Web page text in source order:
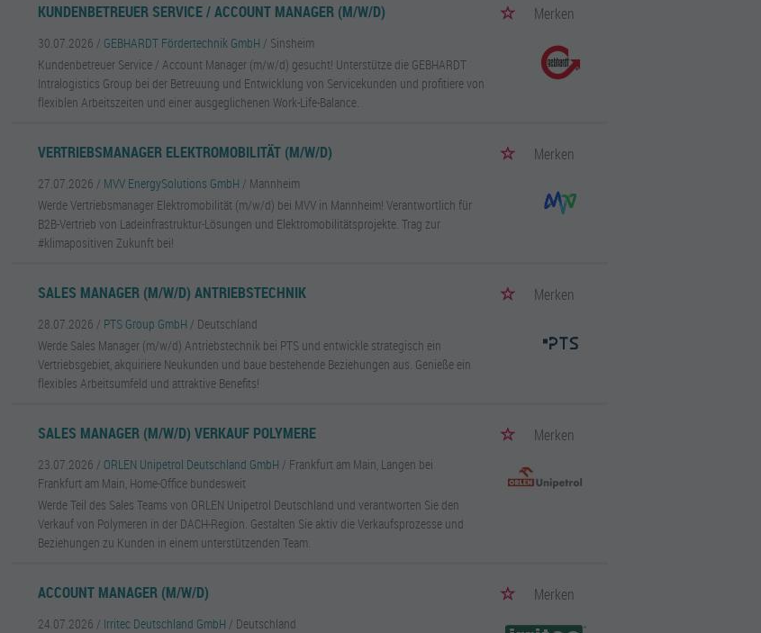
KUNDENBETREUER SERVICE / ACCOUNT MANAGER (M/W/D) Merken
30.07.2026 / GEBHARDT Fördertechnik GmbH / Sinsheim
Kundenbetreuer Service / Account Manager (m/w/d) gesucht! Unterstütze die GEBHARDT
Intralogistics Group bei der Betreuung und Entwicklung von Servicekunden und profitiere von
flexiblen Arbeitszeiten und einer ausgeglichenen Work-Life-Balance.
VERTRIEBSMANAGER ELEKTROMOBILITÄT (M/W/D) Merken
27.07.2026 / MVV EnergySolutions GmbH / Mannheim
Werde Vertriebsmanager Elektromobilität (m/w/d) bei MVV in Mannheim! Verantwortlich für
B2B-Vertrieb von Ladeinfrastruktur-Lösungen und Elektromobilitätsprojekte. Trag zur
#klimapositiven Zukunft bei!
SALES MANAGER (M/W/D) ANTRIEBSTECHNIK Merken
28.07.2026 / PTS Group GmbH / Deutschland
Werde Sales Manager (m/w/d) Antriebstechnik bei PTS und entwickle strategisch ein
Vertriebsgebiet, akquiriere Neukunden und baue bestehende Beziehungen aus. Genieße ein
flexibles Arbeitsumfeld und attraktive Benefits!
SALES MANAGER (M/W/D) VERKAUF POLYMERE Merken
23.07.2026 / ORLEN Unipetrol Deutschland GmbH / Frankfurt am Main, Langen bei
Frankfurt am Main, Home-Office bundesweit
Werde Teil des Sales Teams von ORLEN Unipetrol Deutschland und verantworten Sie den
Verkauf von Polymeren in der DACH-Region. Gestalten Sie aktiv die Verkaufsprozesse und
Beziehungen zu Kunden in einem unterstützenden Team.
ACCOUNT MANAGER (M/W/D) Merken
24.07.2026 / Irritec Deutschland GmbH / Deutschland